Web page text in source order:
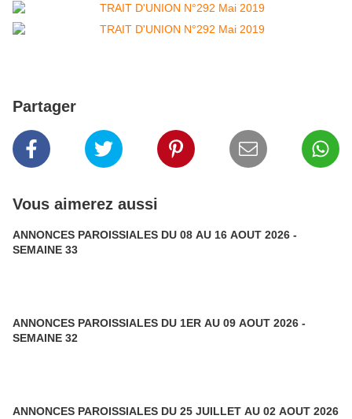
Partager
Vous aimerez aussi
ANNONCES PAROISSIALES DU 08 AU 16 AOUT 2026 -
SEMAINE 33
ANNONCES PAROISSIALES DU 1ER AU 09 AOUT 2026 -
SEMAINE 32
ANNONCES PAROISSIALES DU 25 JUILLET AU 02 AOUT 2026